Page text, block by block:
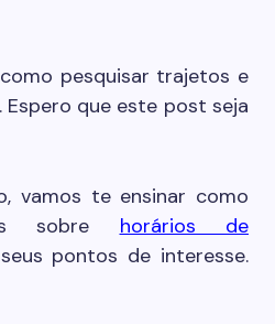
pesquisar trajetos e
que este post seja
vamos te ensinar como
sobre horários de
pontos de interesse.